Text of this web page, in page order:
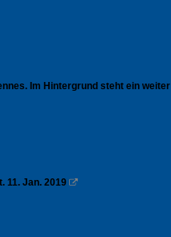
Im Hintergrund steht ein weiter
11. Jan. 2019 